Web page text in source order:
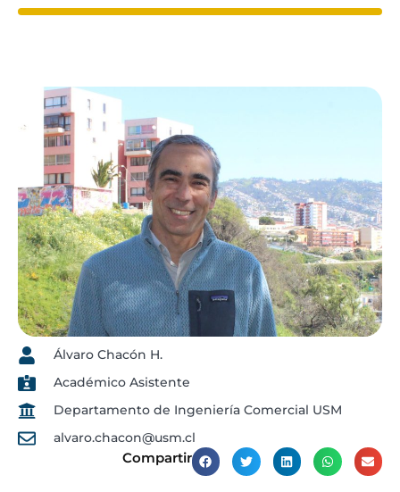
Álvaro Chacón H.
Académico Asistente
Departamento de Ingeniería Comercial USM
alvaro.chacon@usm.cl
Compartir